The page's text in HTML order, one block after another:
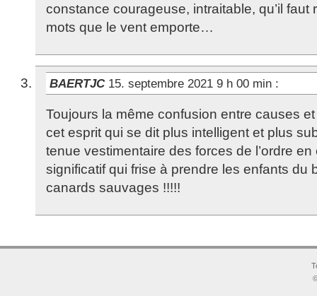
constance courageuse, intraitable, qu’il faut
mots que le vent emporte…
BAERTJC 15. septembre 2021 9 h 00 min :
Toujours la même confusion entre causes
cet esprit qui se dit plus intelligent et plus
tenue vestimentaire des forces de l’ordre
significatif qui frise à prendre les enfants du
canards sauvages !!!!!